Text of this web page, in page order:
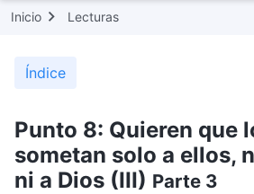
Inicio Lecturas
Índice
Punto 8: Quieren que
sometan solo a ellos,
ni a Dios (III) Parte 3